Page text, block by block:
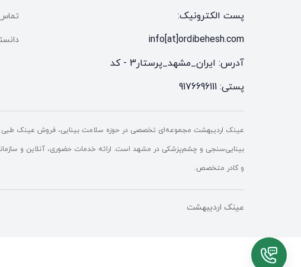
پست الکترونیک:
info[at]ordibehesh.com
آدرس: ایران_مشهد_پرستار3 - کد
پستی: 9176696111
عینک اردیبهشت مجموعه‌ای تخصصی در حوزه سلامت بینایی، فروش عینک طبی
بینایی‌سنجی و چشم‌پزشکی در مشهد است. ارائه خدمات حضوری، آنلاین و
و کادر متخصص.
عینک اردیبهشت